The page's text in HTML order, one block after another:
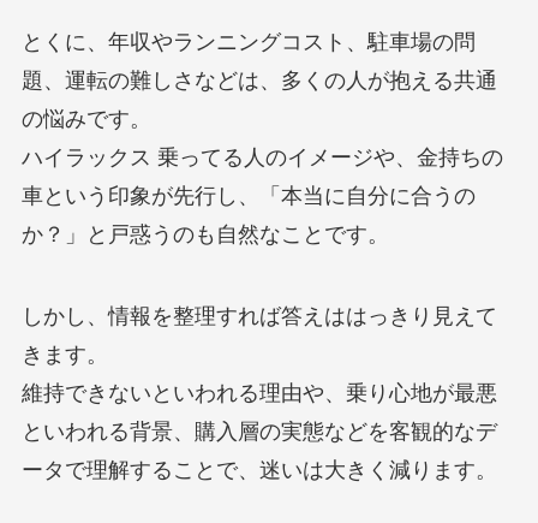
とくに、年収やランニングコスト、駐車場の問
題、運転の難しさなどは、多くの人が抱える共通
の悩みです。
ハイラックス 乗ってる人のイメージや、金持ちの
車という印象が先行し、「本当に自分に合うの
か？」と戸惑うのも自然なことです。
しかし、情報を整理すれば答えははっきり見えて
きます。
維持できないといわれる理由や、乗り心地が最悪
といわれる背景、購入層の実態などを客観的なデ
ータで理解することで、迷いは大きく減ります。